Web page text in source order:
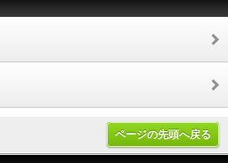
ページの先頭へ戻る